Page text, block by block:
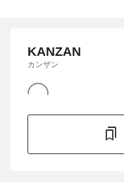
KANZAN
カンザン